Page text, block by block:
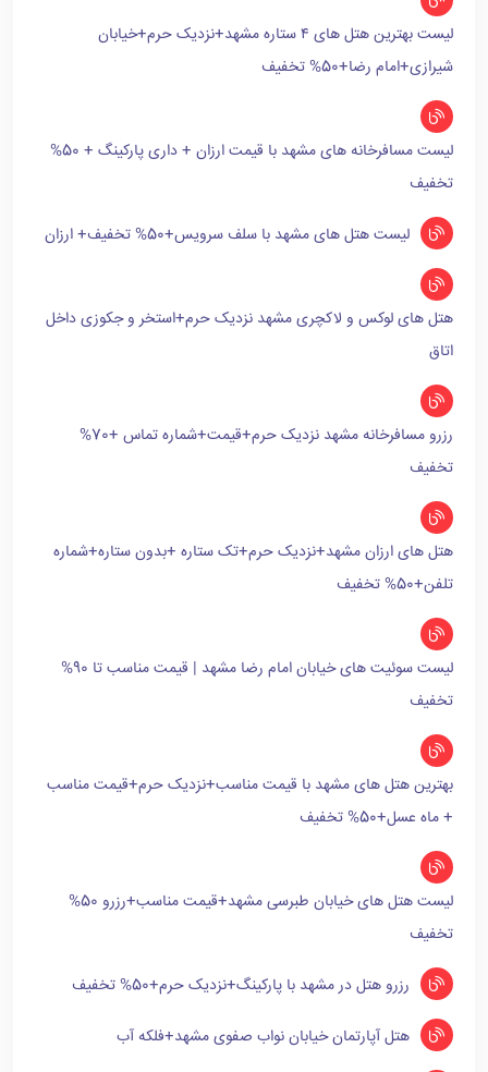
لیست بهترین هتل های ۴ ستاره مشهد+نزدیک حرم+خیابان
شیرازی+امام رضا+50% تخفیف
لیست مسافرخانه های مشهد با قیمت ارزان + داری پارکینگ + 50%
تخفیف
لیست هتل های مشهد با سلف سرویس+50% تخفیف+ ارزان
هتل های لوکس و لاکچری مشهد نزدیک حرم+استخر و جکوزی داخل
اتاق
رزرو مسافرخانه مشهد نزدیک حرم+قیمت+شماره تماس +70%
تخفیف
هتل های ارزان مشهد+نزدیک حرم+تک ستاره +بدون ستاره+شماره
تلفن+50% تخفیف
لیست سوئیت های خیابان امام رضا مشهد | قیمت مناسب تا 90%
تخفیف
بهترین هتل های مشهد با قیمت مناسب+نزدیک حرم+قیمت مناسب
+ ماه عسل+50% تخفیف
لیست هتل های خیابان طبرسی مشهد+قیمت مناسب+رزرو 50%
تخفیف
رزرو هتل در مشهد با پارکینگ+نزدیک حرم+50% تخفیف
هتل آپارتمان خیابان نواب صفوی مشهد+فلکه آب